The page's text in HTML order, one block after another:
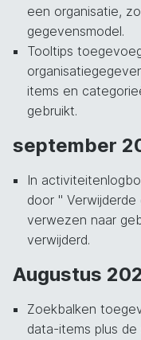
een organisatie,
gegevensmodel.
Tooltips
items en
gebruikt.
september
In
door "
verwezen naar
verwijderd.
Augustus
Zoekbalken
data-items plus